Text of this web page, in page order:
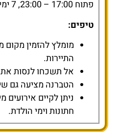
פתוח 17:00 – 23:00, 7 ימים בשבוע
טיפים:
מומלץ להזמין מקום
התיירות.
אל תשכחו לנסות את
הטברנה מציעה גם
ניתן לקיים אירועים
חתונות וימי הולדת.